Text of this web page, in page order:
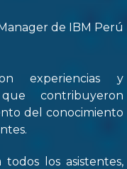
de IBM Perú
experiencias y
contribuyeron
del conocimiento
los asistentes,